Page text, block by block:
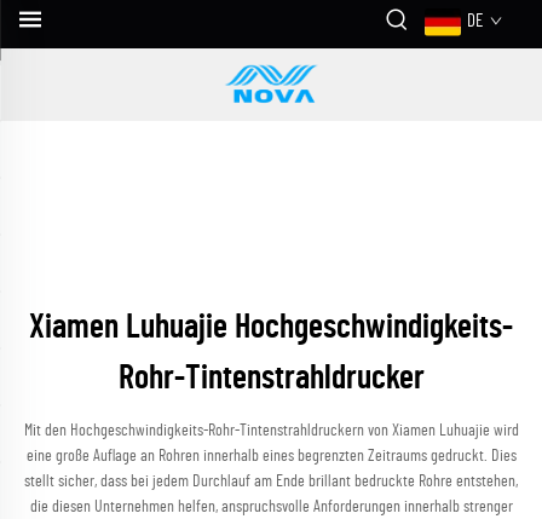
DE
Xiamen Luhuajie Hochgeschwindigkeits-
Rohr-Tintenstrahldrucker
Mit den Hochgeschwindigkeits-Rohr-Tintenstrahldruckern von Xiamen Luhuajie wird
eine große Auflage an Rohren innerhalb eines begrenzten Zeitraums gedruckt. Dies
stellt sicher, dass bei jedem Durchlauf am Ende brillant bedruckte Rohre entstehen,
die diesen Unternehmen helfen, anspruchsvolle Anforderungen innerhalb strenger